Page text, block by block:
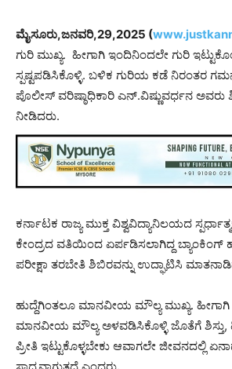
ಮೈಸೂರು,ಜನವರಿ,29,2025 (
ಗುರಿ ಮುಖ್ಯ. ಹೀಗಾಗಿ ಇಂದಿನಿಂದಲೇ ಗುರಿ
ಸ್ಪಷ್ಟಪಡಿಸಿಕೊಳ್ಳಿ. ಬಳಿಕ ಗುರಿಯ ಕಡೆ ನಿರಂತರ
ಪೊಲೀಸ್ ವರಿಷ್ಠಾಧಿಕಾರಿ ಎನ್.ವಿಷ್ಣುವರ್ಧನ
ನೀಡಿದರು.
ಕರ್ನಾಟಕ ರಾಜ್ಯ ಮುಕ್ತ ವಿಶ್ವವಿದ್ಯಾನಿಲಯದ
ಕೇಂದ್ರದ ವತಿಯಿಂದ ಏರ್ಪಡಿಸಲಾಗಿದ್ದ ಬ್ಯಾಂಕಿಂಗ್
ಪರೀಕ್ಷಾ ತರಬೇತಿ ಶಿಬಿರವನ್ನು ಉದ್ಘಾಟಿಸಿ
ಹುದ್ದೆಗಿಂತಲೂ ಮಾನವೀಯ ಮೌಲ್ಯ ಮುಖ್ಯ. ಹೀಗಾಗಿ
ಮಾನವೀಯ ಮೌಲ್ಯ ಅಳವಡಿಸಿಕೊಳ್ಳಿ ಜೊತೆಗೆ
ಪ್ರೀತಿ ಇಟ್ಟುಕೊಳ್ಳಬೇಕು ಆವಾಗಲೇ ಜೀವನದಲ್ಲಿ